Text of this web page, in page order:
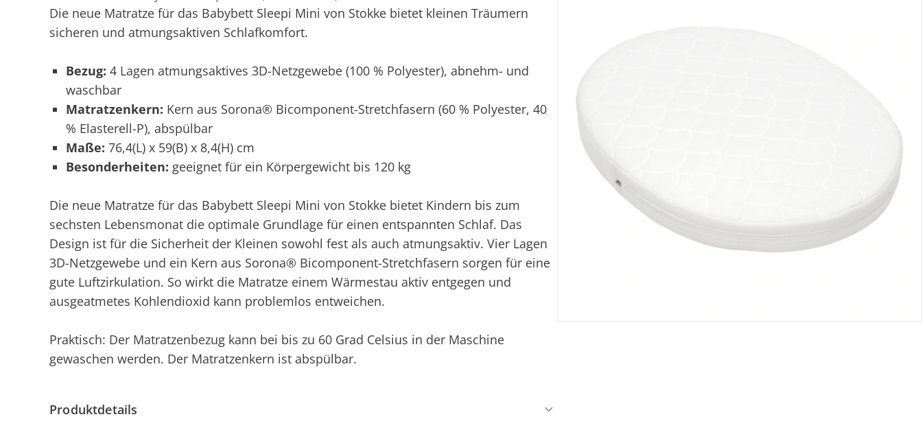
Die neue Matratze für das Babybett Sleepi Mini von Stokke bietet kleinen Träumern
sicheren und atmungsaktiven Schlafkomfort.
Bezug: 4 Lagen atmungsaktives 3D-Netzgewebe (100 % Polyester), abnehm- und
waschbar
Matratzenkern: Kern aus Sorona® Bicomponent-Stretchfasern (60 % Polyester, 40
% Elasterell-P), abspülbar
Maße: 76,4(L) x 59(B) x 8,4(H) cm
Besonderheiten: geeignet für ein Körpergewicht bis 120 kg
Die neue Matratze für das Babybett Sleepi Mini von Stokke bietet Kindern bis zum
sechsten Lebensmonat die optimale Grundlage für einen entspannten Schlaf. Das
Design ist für die Sicherheit der Kleinen sowohl fest als auch atmungsaktiv. Vier Lagen
3D-Netzgewebe und ein Kern aus Sorona® Bicomponent-Stretchfasern sorgen für eine
gute Luftzirkulation. So wirkt die Matratze einem Wärmestau aktiv entgegen und
ausgeatmetes Kohlendioxid kann problemlos entweichen.
Praktisch: Der Matratzenbezug kann bei bis zu 60 Grad Celsius in der Maschine
gewaschen werden. Der Matratzenkern ist abspülbar.
Produktdetails